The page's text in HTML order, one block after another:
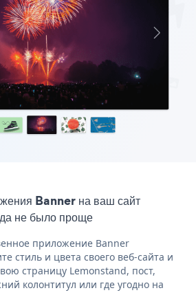
Banner на ваш сайт
не было проще
приложение Banner
стиль и цвета своего веб-сайта и
страницу Lemonstand, пост,
колонтитул или где угодно на